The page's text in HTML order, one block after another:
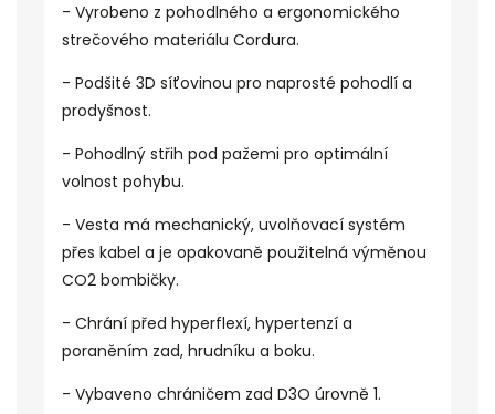
- Vyrobeno z pohodlného a ergonomického
strečového materiálu Cordura.
- Podšité 3D síťovinou pro naprosté pohodlí a
prodyšnost.
- Pohodlný střih pod pažemi pro optimální
volnost pohybu.
- Vesta má mechanický, uvolňovací systém
přes kabel a je opakovaně použitelná výměnou
CO2 bombičky.
- Chrání před hyperflexí, hypertenzí a
poraněním zad, hrudníku a boku.
- Vybaveno chráničem zad D3O úrovně 1.